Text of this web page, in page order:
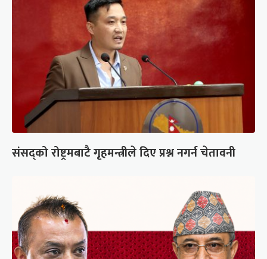
संसद्को रोष्ट्रमबाटै गृहमन्त्रीले दिए प्रश्न नगर्न चेतावनी